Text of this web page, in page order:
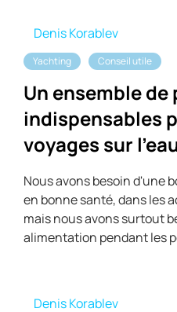
Denis Korablev
Yachting Conseil utile
Un ensemble
indispensables
voyages sur
Nous avons besoin d'une
en bonne santé, dans les
mais nous avons surtout
alimentation pendant les
Denis Korablev